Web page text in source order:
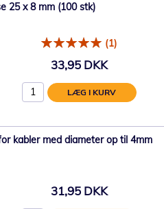
25 x 8 mm (100 stk)
(1)
33,95 DKK
LÆG I KURV
kabler med diameter op til 4mm
31,95 DKK